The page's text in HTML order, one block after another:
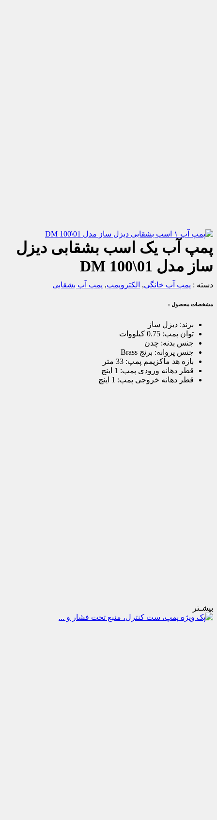
پمپ آب یک اسب بشقابی دیزل
ساز مدل DM 100\01
دسته : پمپ آب خانگی, الکتروپمپ, پمپ آب بشقابی
مشخصات محصول :
برند: دیزل ساز
توان پمپ: 0.75 کیلووات
جنس بدنه: چدن
جنس پروانه: برنج Brass
بازه هد ماکزیمم پمپ: 33 متر
قطر دهانه ورودی پمپ: 1 اینچ
قطر دهانه خروجی پمپ: 1 اینچ
بیشـتر